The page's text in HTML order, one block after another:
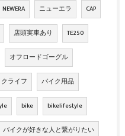
NEWERA ニューエラ CAP
店頭実車あり TE250
オフロードゴーグル
ライフ バイク用品
bike bikelifestyle
バイクが好きな人と繋がりたい